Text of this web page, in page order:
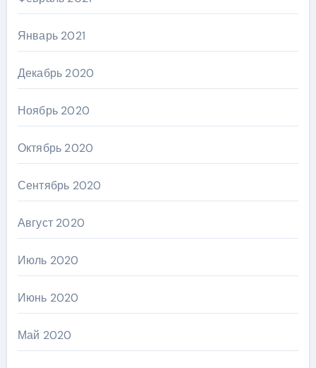
Январь 2021
Декабрь 2020
Ноябрь 2020
Октябрь 2020
Сентябрь 2020
Август 2020
Июль 2020
Июнь 2020
Май 2020